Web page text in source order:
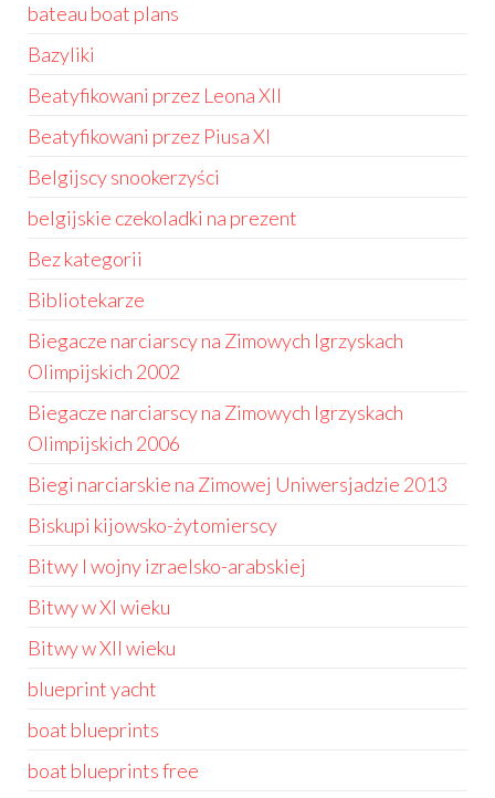
bateau boat plans
Bazyliki
Beatyfikowani przez Leona XII
Beatyfikowani przez Piusa XI
Belgijscy snookerzyści
belgijskie czekoladki na prezent
Bez kategorii
Bibliotekarze
Biegacze narciarscy na Zimowych Igrzyskach
Olimpijskich 2002
Biegacze narciarscy na Zimowych Igrzyskach
Olimpijskich 2006
Biegi narciarskie na Zimowej Uniwersjadzie 2013
Biskupi kijowsko-żytomierscy
Bitwy I wojny izraelsko-arabskiej
Bitwy w XI wieku
Bitwy w XII wieku
blueprint yacht
boat blueprints
boat blueprints free